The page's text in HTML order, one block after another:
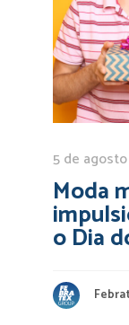
5 de
Moda
o Dia